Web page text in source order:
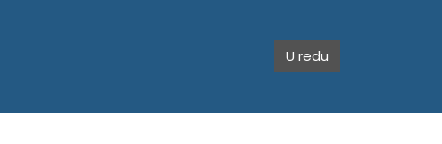
U redu